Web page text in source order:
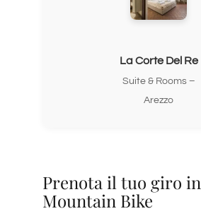
La Corte Del Re
Suite & Rooms –
Arezzo
Prenota il tuo giro in
Mountain Bike